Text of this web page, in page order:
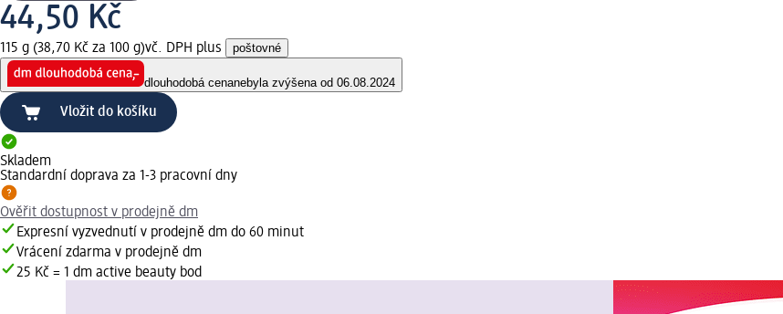
44,50 Kč
115 g (38,70 Kč za 100 g)vč. DPH plus poštovné
dlouhodobá cenanebyla zvýšena od 06.08.2024
Vložit do košíku
Skladem
Standardní doprava za 1-3 pracovní dny
Ověřit dostupnost v prodejně dm
Expresní vyzvednutí v prodejně dm do 60 minut
Vrácení zdarma v prodejně dm
25 Kč = 1 dm active beauty bod